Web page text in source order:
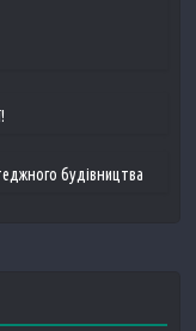
будівництва